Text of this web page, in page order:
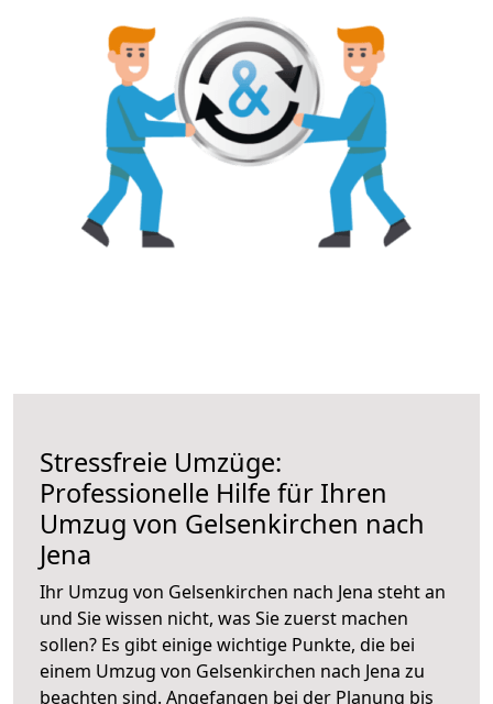
Stressfreie Umzüge:
Professionelle Hilfe für Ihren
Umzug von Gelsenkirchen nach
Jena
Ihr Umzug von Gelsenkirchen nach Jena steht an
und Sie wissen nicht, was Sie zuerst machen
sollen? Es gibt einige wichtige Punkte, die bei
einem Umzug von Gelsenkirchen nach Jena zu
beachten sind. Angefangen bei der Planung bis